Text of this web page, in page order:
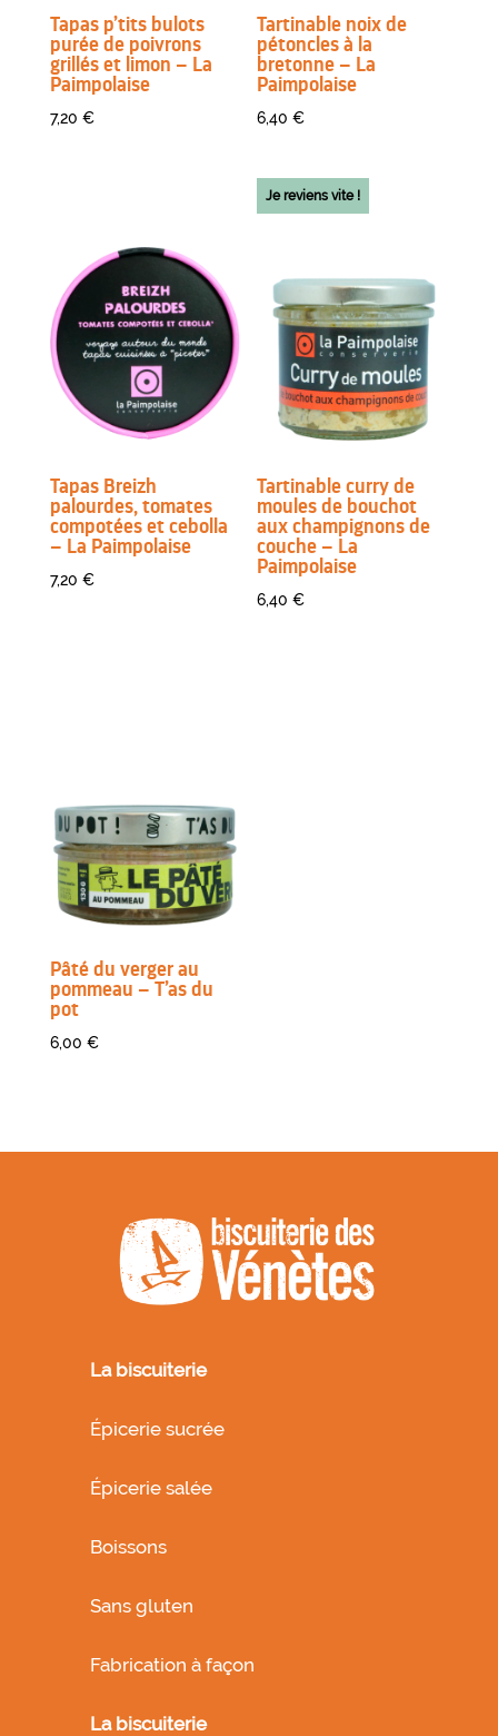
Tapas p’tits bulots
purée de poivrons
grillés et limon – La
Paimpolaise
7,20 €
Tartinable noix de
pétoncles à la
bretonne – La
Paimpolaise
6,40€
Tapas Breizh
palourdes, tomates
compotées et cebolla
– La Paimpolaise
7,20 €
Je reviens vite !
Tartinable curry de
moules de bouchot
aux champignons de
couche – La
Paimpolaise
6,40€
Pâté du verger au
pommeau – T’as du
pot
6,00 €
La biscuiterie
Épicerie sucrée
Épicerie salée
Boissons
Sans gluten
Fabrication à façon
La biscuiterie